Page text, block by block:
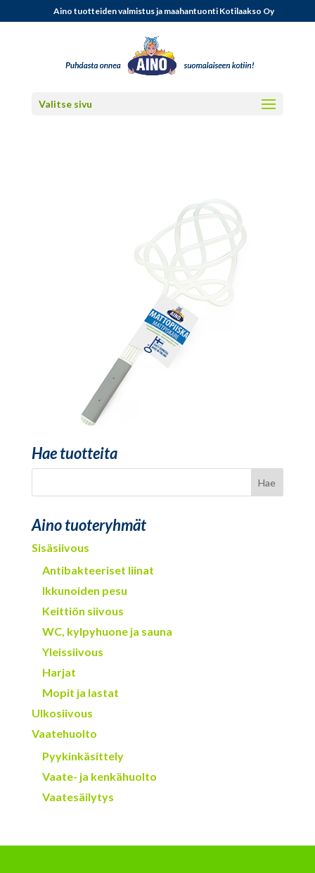
Aino tuotteiden valmistus ja maahantuonti Kotilaakso Oy
Valitse sivu
Hae tuotteita
Aino tuoteryhmät
Sisäsiivous
Antibakteeriset liinat
Ikkunoiden pesu
Keittiön siivous
WC, kylpyhuone ja sauna
Yleissiivous
Harjat
Mopit ja lastat
Ulkosiivous
Vaatehuolto
Pyykinkäsittely
Vaate- ja kenkähuolto
Vaatesäilytys